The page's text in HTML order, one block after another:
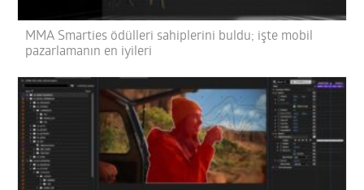
MMA Smarties ödülleri sahiplerini buldu; işte mobil
pazarlamanın en iyileri